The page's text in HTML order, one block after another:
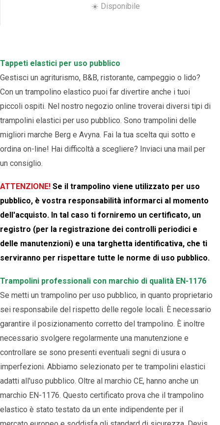
☀️ Disponibile
Tappeti elastici per uso pubblico
Gestisci un agriturismo, B&B, ristorante, campeggio o lido?
Con un trampolino elastico puoi far divertire anche i tuoi
piccoli ospiti. Nel nostro negozio online troverai diversi tipi di
trampolini elastici per uso pubblico. Sono trampolini delle
migliori marche Berg e Avyna. Fai la tua scelta qui sotto e
ordina on-line! Hai difficoltà a scegliere? Inviaci una mail per
un consiglio.
ATTENZIONE! Se il trampolino viene utilizzato per uso
pubblico, è vostra responsabilità informarci al momento
dell'acquisto. In tal caso ti forniremo un certificato, un
registro (per la registrazione dei controlli periodici e
delle manutenzioni) e una targhetta identificativa, che ti
serviranno per rispettare tutte le norme di uso pubblico.
Trampolini professionali con marchio di qualità EN-1176
Se metti un trampolino per uso pubblico, in quanto proprietario
sei responsabile del rispetto delle regole locali. È necessario
garantire il posizionamento corretto del trampolino. È inoltre
necessario svolgere regolarmente una manutenzione e
controllare se sono presenti eventuali segni di usura o
imperfezioni. Abbiamo selezionato per te trampolini elastici
adatti all'uso pubblico. Oltre al marchio CE, hanno anche un
marchio EN-1176. Questo certificato prova che il trampolino
elastico è stato testato da un ente indipendente per il